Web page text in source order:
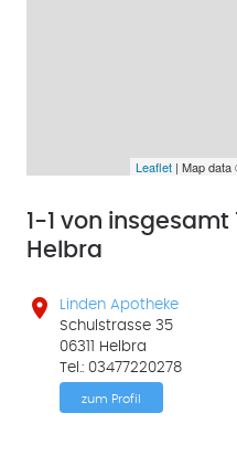
Leaflet | Map
1-1 von insgesamt
Helbra

Linden Apotheke
Schulstrasse 35
06311 Helbra
Tel.: 03477220278
zum Profil